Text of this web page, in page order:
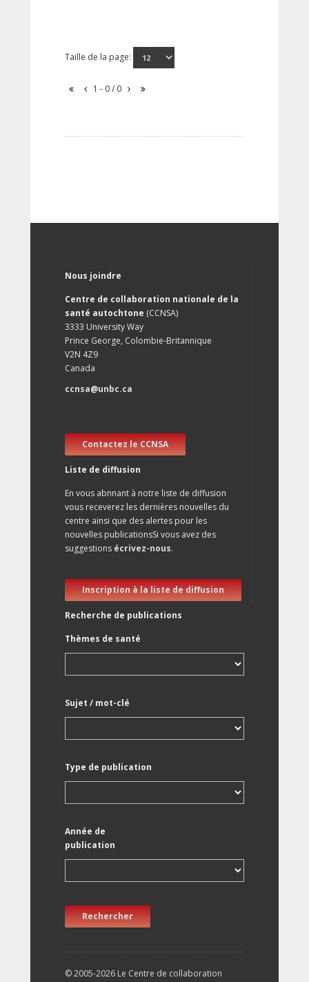
Taille de la page:
1 - 0 / 0
Nous joindre
Centre de collaboration nationale de la
santé autochtone (CCNSA)
3333 University Way
Prince George, Colombie-Britannique
V2N 4Z9
Canada
ccnsa@unbc.ca
Contactez le CCNSA
Liste de diffusion
En vous abnnant à notre liste de diffusion
vous receverez les dernières nouvelles du
centre ainsi que des alertes pour les
nouvelles publicationsSi vous avez des
suggestions écrivez-nous.
Inscription à la liste de diffusion
Recherche de publications
Thèmes de santé
Sujet / mot-clé
Type de publication
Année de
publication
Rechercher
© 2005-2026 Le Centre de collaboration